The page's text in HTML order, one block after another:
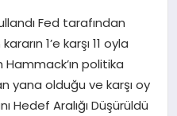
Fed tarafından
1’e karşı 11 oyla
politika
yana olduğu ve karşı oy
Hedef Aralığı Düşürüldü